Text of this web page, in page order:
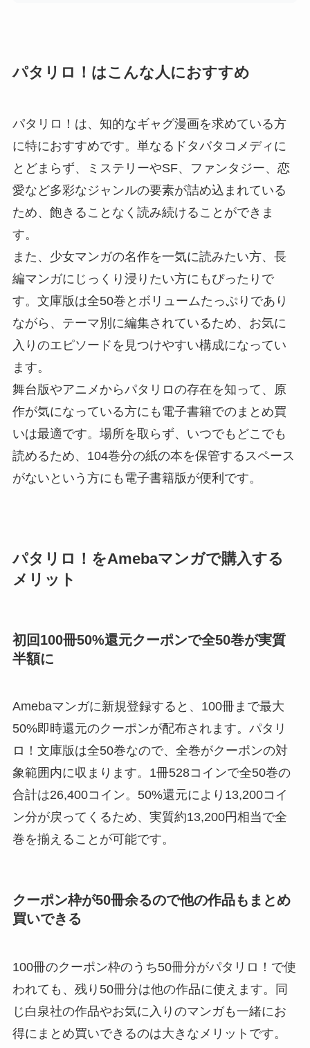
パタリロ！はこんな人におすすめ
パタリロ！は、知的なギャグ漫画を求めている方
に特におすすめです。単なるドタバタコメディに
とどまらず、ミステリーやSF、ファンタジー、恋
愛など多彩なジャンルの要素が詰め込まれている
ため、飽きることなく読み続けることができま
す。
また、少女マンガの名作を一気に読みたい方、長
編マンガにじっくり浸りたい方にもぴったりで
す。文庫版は全50巻とボリュームたっぷりであり
ながら、テーマ別に編集されているため、お気に
入りのエピソードを見つけやすい構成になってい
ます。
舞台版やアニメからパタリロの存在を知って、原
作が気になっている方にも電子書籍でのまとめ買
いは最適です。場所を取らず、いつでもどこでも
読めるため、104巻分の紙の本を保管するスペース
がないという方にも電子書籍版が便利です。
パタリロ！をAmebaマンガで購入する
メリット
初回100冊50%還元クーポンで全50巻が実質
半額に
Amebaマンガに新規登録すると、100冊まで最大
50%即時還元のクーポンが配布されます。パタリ
ロ！文庫版は全50巻なので、全巻がクーポンの対
象範囲内に収まります。1冊528コインで全50巻の
合計は26,400コイン。50%還元により13,200コイ
ン分が戻ってくるため、実質約13,200円相当で全
巻を揃えることが可能です。
クーポン枠が50冊余るので他の作品もまとめ
買いできる
100冊のクーポン枠のうち50冊分がパタリロ！で使
われても、残り50冊分は他の作品に使えます。同
じ白泉社の作品やお気に入りのマンガも一緒にお
得にまとめ買いできるのは大きなメリットです。